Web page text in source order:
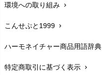
生地・素材chevron_right
お手入れについて
レビューを書こうchevron_right
返品交換chevron_right
環境への取り組み chevron_right
こんせぷと1999 chevron_right
ハーモネイチャー商品用語辞典
特定商取引に基づく表示 chevron_right